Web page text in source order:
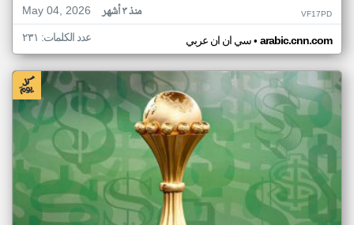
May 04, 2026
منذ ٣ أشهر VF17PD
سي ان ان عربي• arabic.cnn.com عدد الكلمات: ٢٣١